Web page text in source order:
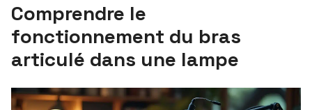
Comprendre le
fonctionnement du bras
articulé dans une lampe